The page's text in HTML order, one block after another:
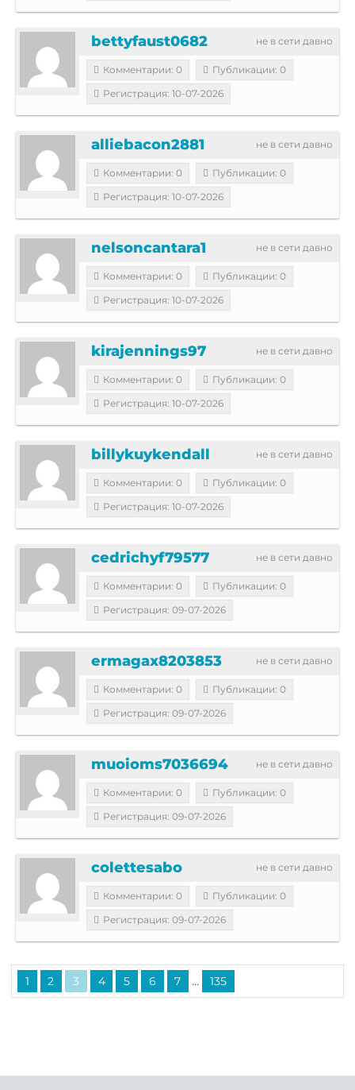
не в сети давно
bettyfaust0682
Комментарии: 0
Публикации: 0
Регистрация: 10-07-2026
не в сети давно
alliebacon2881
Комментарии: 0
Публикации: 0
Регистрация: 10-07-2026
не в сети давно
nelsoncantara1
Комментарии: 0
Публикации: 0
Регистрация: 10-07-2026
не в сети давно
kirajennings97
Комментарии: 0
Публикации: 0
Регистрация: 10-07-2026
не в сети давно
billykuykendall
Комментарии: 0
Публикации: 0
Регистрация: 10-07-2026
не в сети давно
cedrichyf79577
Комментарии: 0
Публикации: 0
Регистрация: 09-07-2026
не в сети давно
ermagax8203853
Комментарии: 0
Публикации: 0
Регистрация: 09-07-2026
не в сети давно
muoioms7036694
Комментарии: 0
Публикации: 0
Регистрация: 09-07-2026
не в сети давно
colettesabo
Комментарии: 0
Публикации: 0
Регистрация: 09-07-2026
1 2 3 4 5 6 7 ... 135